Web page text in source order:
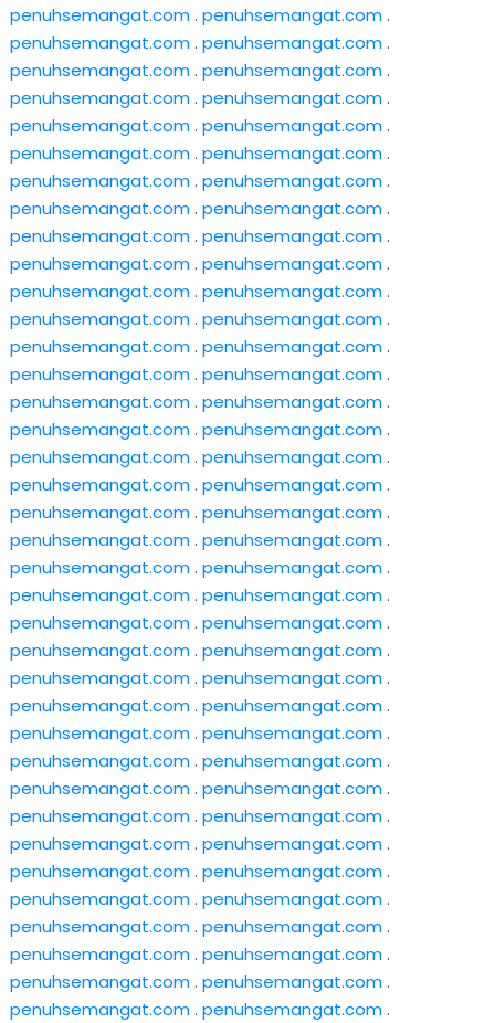
penuhsemangat.com. penuhsemangat.com.
penuhsemangat.com. penuhsemangat.com.
penuhsemangat.com. penuhsemangat.com.
penuhsemangat.com. penuhsemangat.com.
penuhsemangat.com. penuhsemangat.com.
penuhsemangat.com. penuhsemangat.com.
penuhsemangat.com. penuhsemangat.com.
penuhsemangat.com. penuhsemangat.com.
penuhsemangat.com. penuhsemangat.com.
penuhsemangat.com. penuhsemangat.com.
penuhsemangat.com. penuhsemangat.com.
penuhsemangat.com. penuhsemangat.com.
penuhsemangat.com. penuhsemangat.com.
penuhsemangat.com. penuhsemangat.com.
penuhsemangat.com. penuhsemangat.com.
penuhsemangat.com. penuhsemangat.com.
penuhsemangat.com. penuhsemangat.com.
penuhsemangat.com. penuhsemangat.com.
penuhsemangat.com. penuhsemangat.com.
penuhsemangat.com. penuhsemangat.com.
penuhsemangat.com. penuhsemangat.com.
penuhsemangat.com. penuhsemangat.com.
penuhsemangat.com. penuhsemangat.com.
penuhsemangat.com. penuhsemangat.com.
penuhsemangat.com. penuhsemangat.com.
penuhsemangat.com. penuhsemangat.com.
penuhsemangat.com. penuhsemangat.com.
penuhsemangat.com. penuhsemangat.com.
penuhsemangat.com. penuhsemangat.com.
penuhsemangat.com. penuhsemangat.com.
penuhsemangat.com. penuhsemangat.com.
penuhsemangat.com. penuhsemangat.com.
penuhsemangat.com. penuhsemangat.com.
penuhsemangat.com. penuhsemangat.com.
penuhsemangat.com. penuhsemangat.com.
penuhsemangat.com. penuhsemangat.com.
penuhsemangat.com. penuhsemangat.com.